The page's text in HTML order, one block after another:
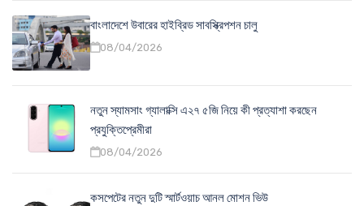
বাংলাদেশে উবারের হাইব্রিড সাবস্ক্রিপশন চালু
08/04/2026
নতুন স্যামসাং গ্যালাক্সি এ২৭ ৫জি নিয়ে কী প্রত্যাশা করছেন
প্রযুক্তিপ্রেমীরা
08/04/2026
কসপেটের নতুন দুটি স্মার্টওয়াচ আনল মোশন ভিউ